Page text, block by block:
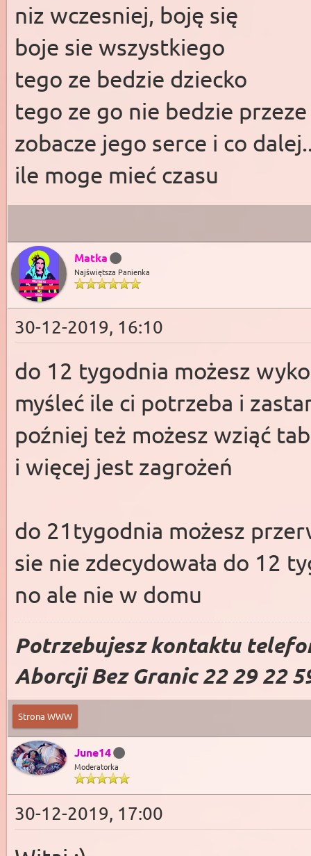
niz wczesniej, boję się
boje sie wszystkiego
tego ze bedzie dziecko
tego ze go nie bedzie
zobacze jego serce i co
ile moge mieć czasu
Matka
Najświętsza Panienka
30-12-2019, 16:10
do 12 tygodnia możesz
myśleć ile ci potrzeba i
poźniej też możesz wziąć
i więcej jest zagrożeń
do 21tygodnia możesz
sie nie zdecydowała do 12
no ale nie w domu
Potrzebujesz kontaktu
Aborcji Bez Granic 22 29 22
Strona WWW
June14
Moderatorka
30-12-2019, 17:00